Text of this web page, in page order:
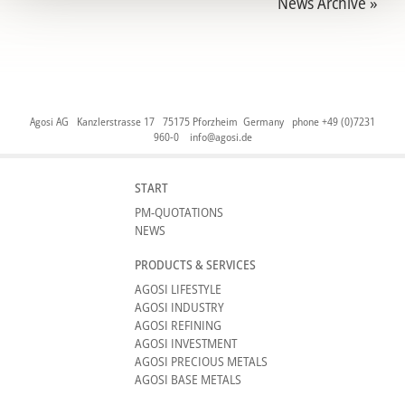
Agosi AG Kanzlerstrasse 17 75175 Pforzheim Germany phone +49 (0)7231
960-0 info@agosi.de
START
PM-QUOTATIONS
NEWS
PRODUCTS & SERVICES
AGOSI LIFESTYLE
AGOSI INDUSTRY
AGOSI REFINING
AGOSI INVESTMENT
AGOSI PRECIOUS METALS
AGOSI BASE METALS